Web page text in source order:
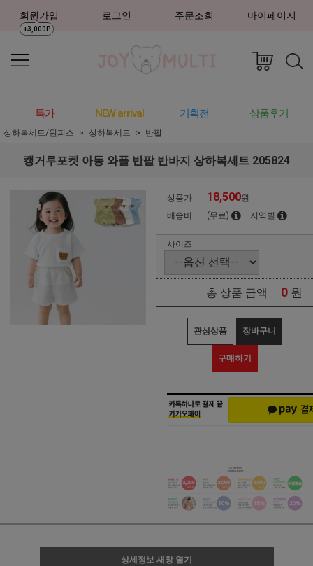
회원가입
+3,000P
로그인 주문조회 마이페이지
특가 NEW arrival 기획전 상품후기
상하복세트/원피스 상하복세트 반팔
캥거루포켓 아동 와플 반팔 반바지 상하복세트 205824
상품가 18,500원
배송비
(무료) 지역별
사이즈
총 상품 금액 0 원
관심상품 장바구니
구매하기
상세정보 새창 열기